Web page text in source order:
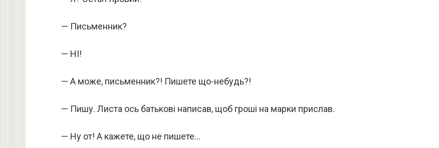
— Письменник?
— НІ!
— А може, письменник?! Пишете що-небудь?!
— Пишу. Листа ось батькові написав, щоб гроші на марки прислав.
— Ну от! А кажете, що не пишете…